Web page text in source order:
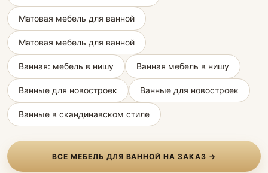
Матовая мебель для ванной
Матовая мебель для ванной
Ванная: мебель в нишу Ванная мебель в нишу
Ванные для новостроек Ванные для новостроек
Ванные в скандинавском стиле
ВСЕ МЕБЕЛЬ ДЛЯ ВАННОЙ НА ЗАКАЗ →